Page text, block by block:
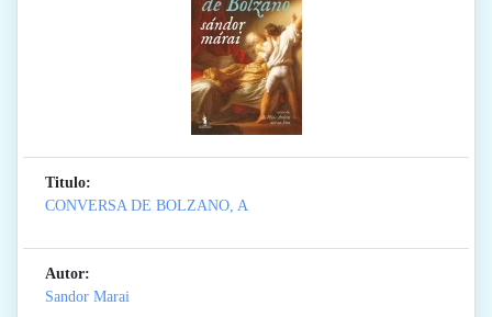
Titulo:
CONVERSA DE BOLZANO, A
Autor:
Sandor Marai